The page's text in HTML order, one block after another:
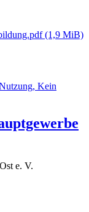
(1,9 MiB)
e. V.